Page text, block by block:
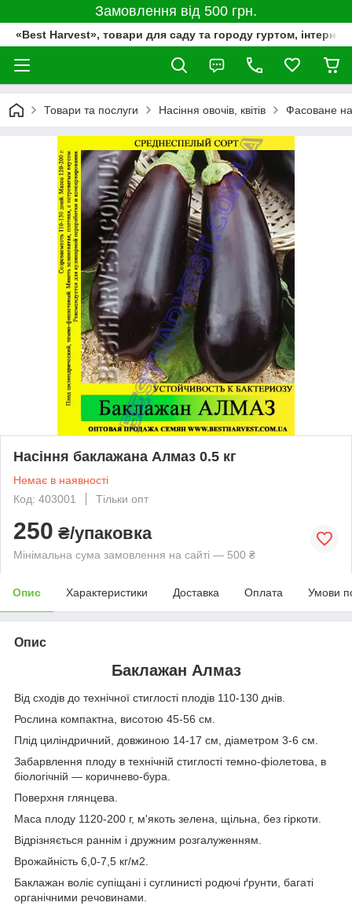
Замовлення від 500 грн.
«Best Harvest», товари для саду та городу гуртом,
Товари та послуги Насіння овочів, квітів Фасоване
Насіння баклажана Алмаз 0.5 кг
Немає в наявності
Код: 403001
Тільки опт
250 ₴/упаковка
Мінімальна сума замовлення на сайті — 500 ₴
Опис Характеристики Доставка Оплата Умови
Опис
Баклажан Алмаз
Від сходів до технічної стиглості плодів 110-130 днів.
Рослина компактна, висотою 45-56 см.
Плід циліндричний, довжиною 14-17 см, діаметром 3-6 см.
Забарвлення плоду в технічній стиглості темно-фіолетова, в
біологічній ― коричнево-бура.
Поверхня глянцева.
Маса плоду 1120-200 г, м'якоть зелена, щільна, без гіркоти.
Відрізняється раннім і дружним розгалуженням.
Врожайність 6,0-7,5 кг/м2.
Баклажан воліє супіщані і суглинисті родючі ґрунти, багаті
органічними речовинами.